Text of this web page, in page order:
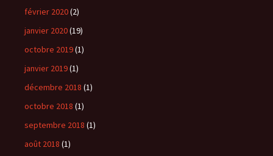
février 2020(2)
janvier 2020(19)
octobre 2019(1)
janvier 2019(1)
décembre 2018 (1)
octobre 2018 (1)
septembre 2018 (1)
août 2018 (1)